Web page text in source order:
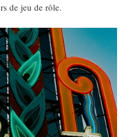
de jeu de rôle.